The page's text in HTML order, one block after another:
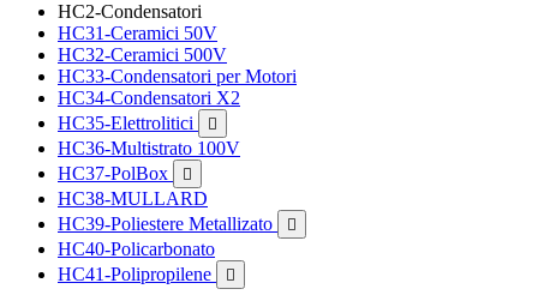
HC2-Condensatori
HC31-Ceramici 50V
HC32-Ceramici 500V
HC33-Condensatori per Motori
HC34-Condensatori X2
HC35-Elettrolitici

HC36-Multistrato 100V
HC37-PolBox

HC38-MULLARD
HC39-Poliestere Metallizato

HC40-Policarbonato
HC41-Polipropilene
